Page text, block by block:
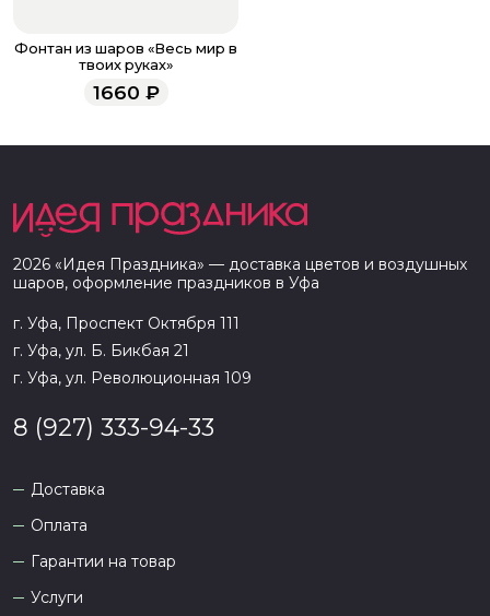
Фонтан из шаров «Весь мир в
твоих руках»
1660 ₽
2026 «Идея Праздника» — доставка цветов и воздушных
шаров, оформление праздников в Уфа
г. Уфа, Проспект Октября 111
г. Уфа, ул. Б. Бикбая 21
г. Уфа, ул. Революционная 109
8 (927) 333-94-33
Доставка
Оплата
Гарантии на товар
Услуги